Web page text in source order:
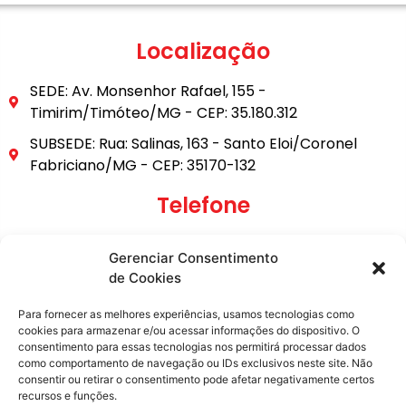
Gerenciar Consentimento
de Cookies
Para fornecer as melhores experiências, usamos tecnologias como
cookies para armazenar e/ou acessar informações do dispositivo. O
consentimento para essas tecnologias nos permitirá processar dados
como comportamento de navegação ou IDs exclusivos neste site. Não
consentir ou retirar o consentimento pode afetar negativamente certos
recursos e funções.
Localização
SEDE: Av. Monsenhor Rafael, 155 -
Timirim/Timóteo/MG - CEP: 35.180.312
SUBSEDE: Rua: Salinas, 163 - Santo Eloi/Coronel
Fabriciano/MG - CEP: 35170-132
Telefone
(31) 99795-6921
E-mail
secretaria@metasita.org.br